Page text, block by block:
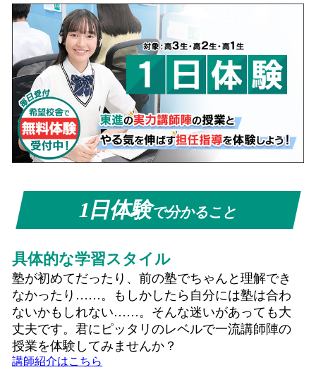
1日体験で分かること
具体的な学習スタイル
塾が初めてだったり、前の塾でちゃんと理解でき
なかったり……。もしかしたら自分には塾は合わ
ないかもしれない……。そんな迷いがあっても大
丈夫です。君にピッタリのレベルで一流講師陣の
授業を体験してみませんか？
講師紹介はこちら